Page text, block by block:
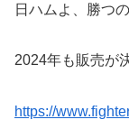
日ハムよ、勝つ
2024年も販売が
https://